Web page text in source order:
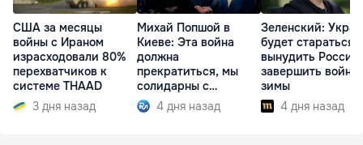
США за месяцы
войны с Ираном
израсходовали 80%
перехватчиков к
системе THAAD
3 дня назад
Михай Попшой в
Киеве: Эта война
должна
прекратиться, мы
солидарны с
Украиной
4 дня назад
Зеленский:
будет стараться
вынудить Россию
завершить войну
зимы
4 дня назад